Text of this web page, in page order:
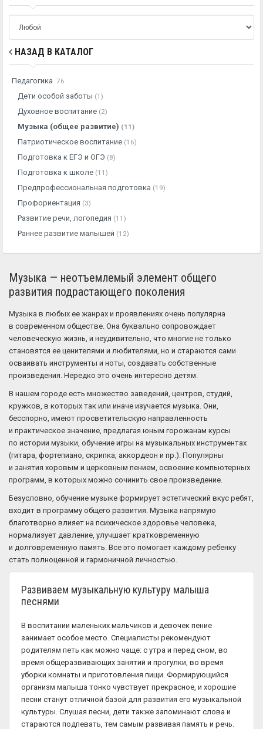
НАЗАД В КАТАЛОГ
Педагогика 76
Дети особой заботы (1)
Духовное воспитание (2)
Музыка (общее развитие) (11)
Патриотическое воспитание (16)
Подготовка к ЕГЭ и ОГЭ (8)
Подготовка к школе (11)
Предпрофессиональная подготовка (19)
Профориентация (3)
Развитие речи, логопедия (11)
Раннее развитие малышей (12)
Музыка — неотъемлемый элемент общего
развития подрастающего поколения
Музыка в любых ее жанрах и проявлениях очень популярна
в современном обществе. Она буквально сопровождает
человеческую жизнь, и неудивительно, что многие не только
становятся ее ценителями и любителями, но и стараются сами
осваивать инструменты и ноты, создавать собственные
произведения. Нередко это очень интересно детям.
В нашем городе есть множество заведений, центров, студий,
кружков, в которых так или иначе изучается музыка. Они,
бесспорно, имеют просветительскую направленность
и практическое значение, предлагая юным горожанам курсы
по истории музыки, обучение игры на музыкальных инструментах
(гитара, фортепиано, скрипка, аккордеон и пр.). Популярны
и занятия хоровым и церковным пением, освоение компьютерных
программ, в которых можно сочинить свое произведение.
Безусловно, обучение музыке формирует эстетический вкус ребят,
входит в программу общего развития. Музыка напрямую
благотворно влияет на психическое здоровье человека,
нормализует давление, улучшает кратковременную
и долговременную память. Все это помогает каждому ребенку
стать полноценной и гармоничной личностью.
Развиваем музыкальную культуру малыша
песнями
В воспитании маленьких мальчиков и девочек пение
занимает особое место. Специалисты рекомендуют
родителям петь как можно чаще: с утра и перед сном, во
время общеразвивающих занятий и прогулки, во время
уборки комнаты и приготовления пищи. Формирующийся
организм малыша тонко чувствует прекрасное, и хорошие
песни станут отличной базой для развития его музыкальной
культуры. Слушая песни, дети также запоминают слова и
стараются подпевать, тем самым развивая память и речь.